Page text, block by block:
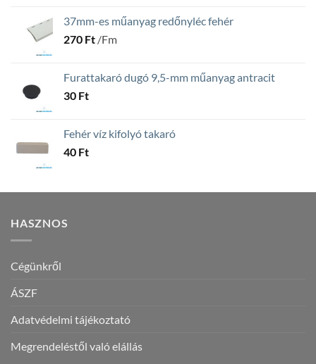
37mm-es műanyag redőnyléc fehér
270 Ft /Fm
Furattakaró dugó 9,5-mm műanyag antracit
30 Ft
Fehér víz kifolyó takaró
40 Ft
HASZNOS
Cégünkről
ÁSZF
Adatvédelmi tájékoztató
Megrendeléstől való elállás